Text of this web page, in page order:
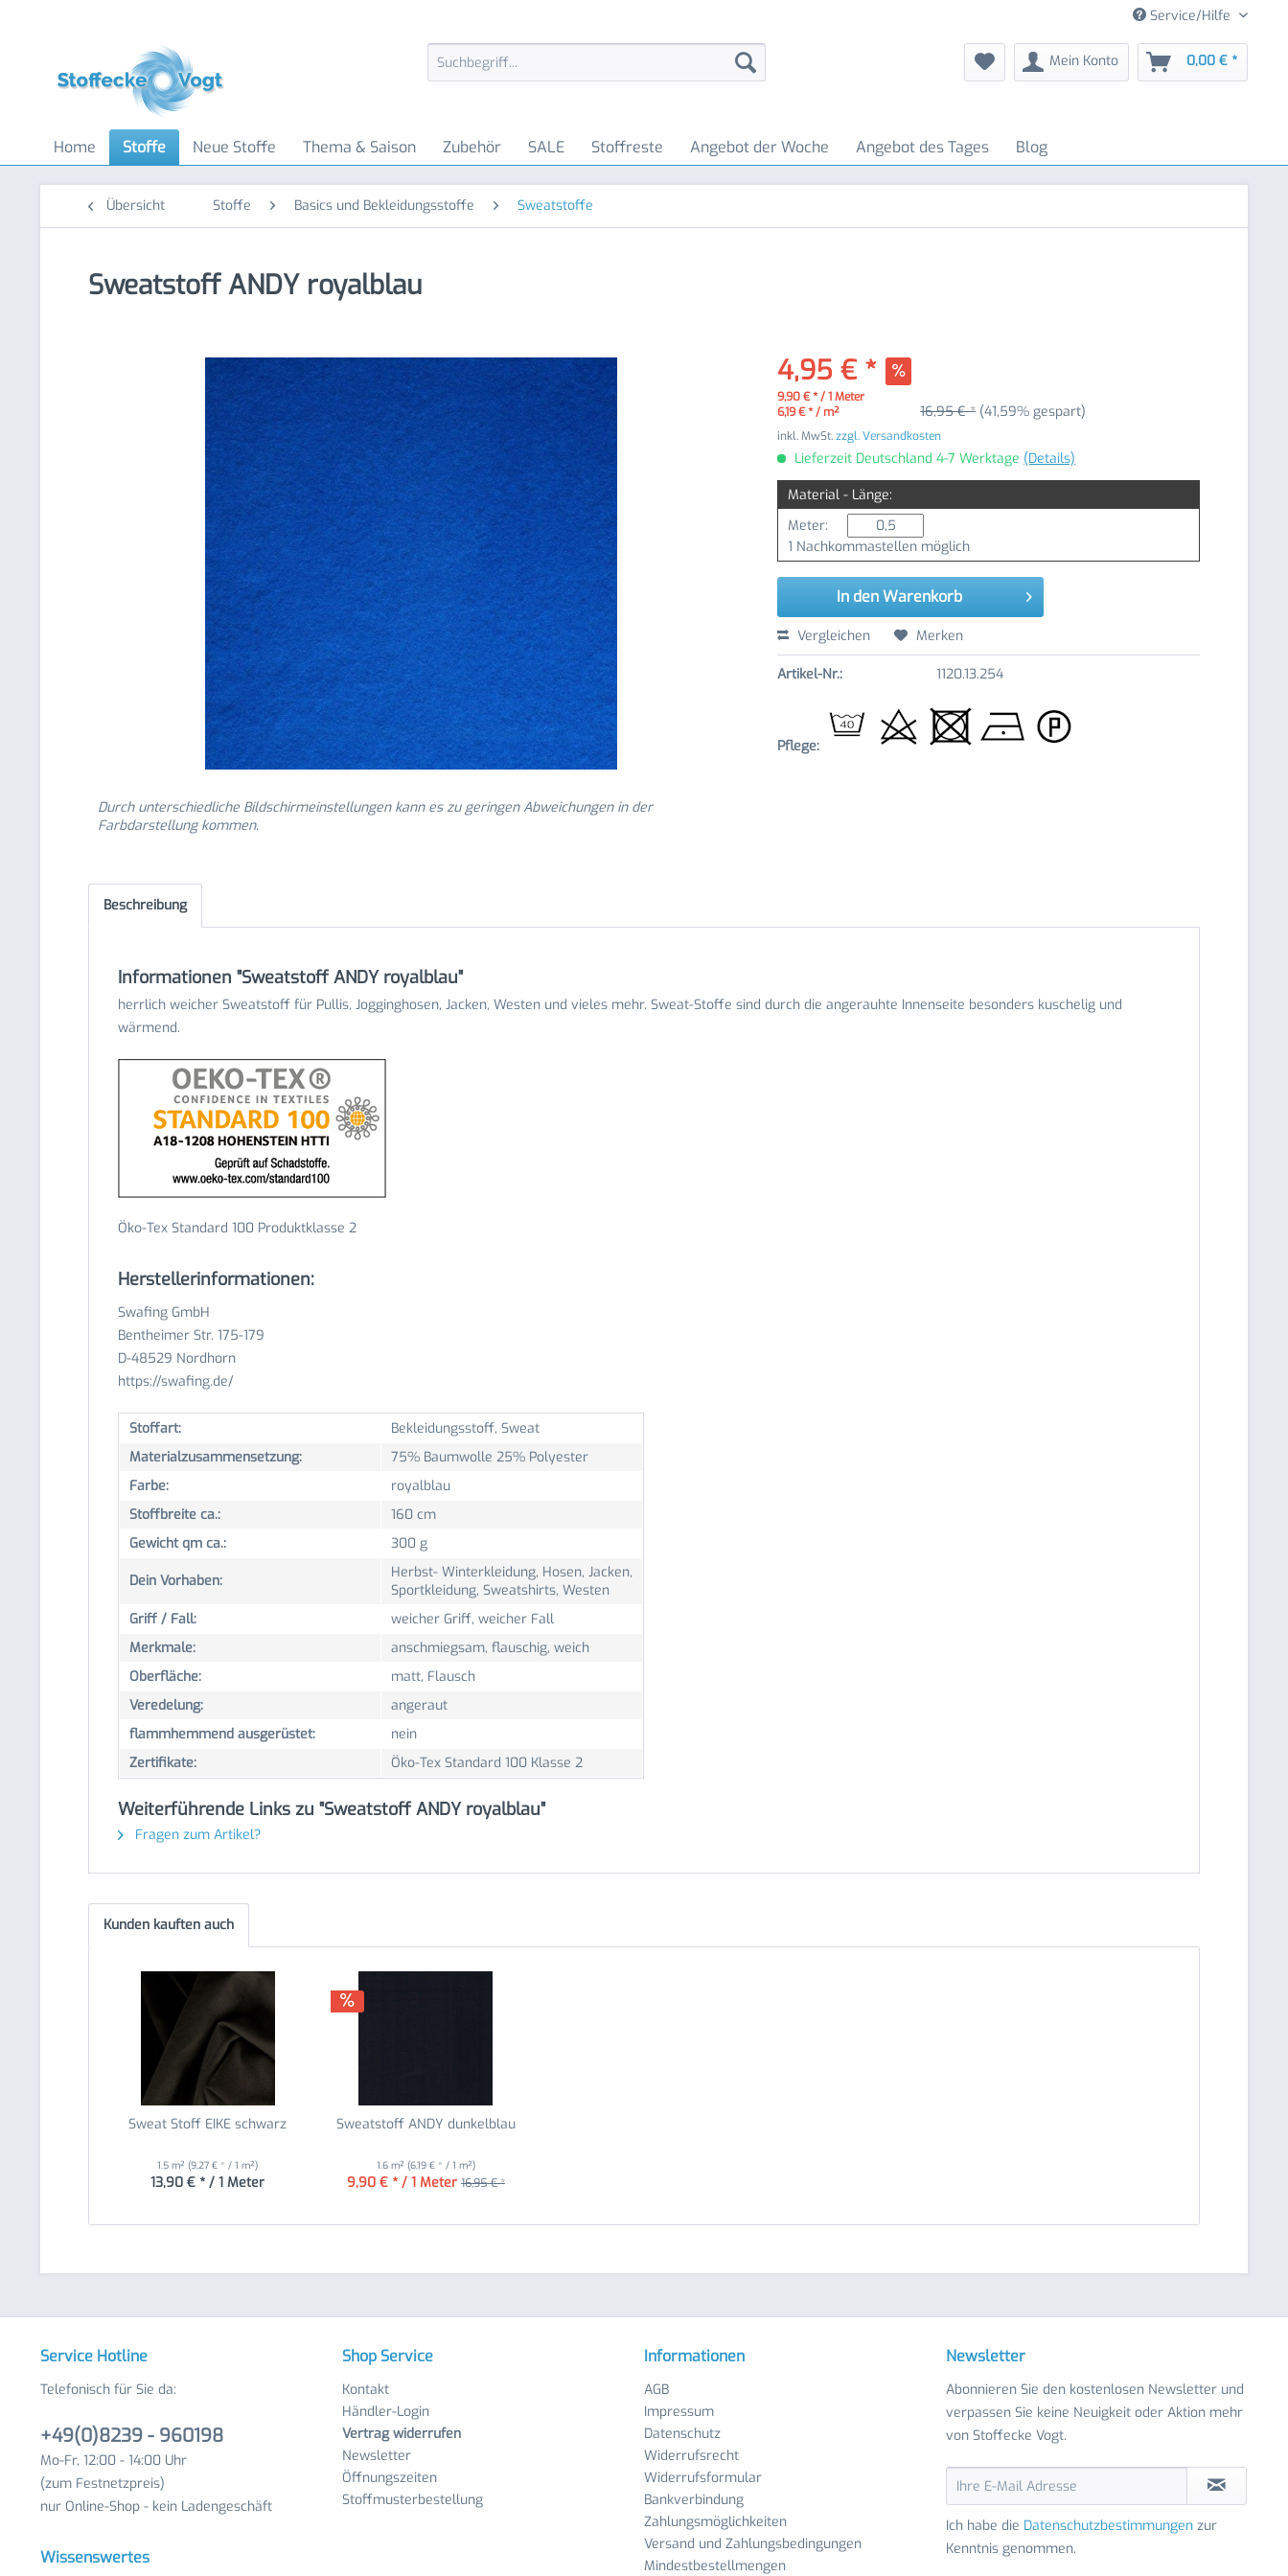
Service/Hilfe
Mein Konto 0,00 € *
Home Stoffe Neue Stoffe Thema & Saison Zubehör SALE Stoffreste Angebot der Woche Angebot des Tages Blog
Übersicht Stoffe Basics und Bekleidungsstoffe Sweatstoffe
Sweatstoff ANDY royalblau
Durch unterschiedliche Bildschirmeinstellungen kann es zu geringen Abweichungen in der
Farbdarstellung kommen.
4,95 € *
9,90 € * / 1 Meter
6,19 € * / m²
16,95 € * (41,59% gespart)
inkl. MwSt.zzgl. Versandkosten
Lieferzeit Deutschland 4-7 Werktage (Details)
Material - Länge:
Meter:
1 Nachkommastellen möglich
In den Warenkorb
Vergleichen Merken
Artikel-Nr.: 1120.13.254
Pflege:
Beschreibung
Informationen "Sweatstoff ANDY royalblau"
herrlich weicher Sweatstoff für Pullis, Jogginghosen, Jacken, Westen und vieles mehr. Sweat-Stoffe sind durch die angerauhte Innenseite besonders kuschelig und
wärmend.
Öko-Tex Standard 100 Produktklasse 2
Herstellerinformationen:
Swafing GmbH
Bentheimer Str. 175-179
D-48529 Nordhorn
https://swafing.de/
Stoffart:
Bekleidungsstoff, Sweat
Materialzusammensetzung:
75% Baumwolle 25% Polyester
Farbe:
royalblau
Stoffbreite ca.:
160 cm
Gewicht qm ca.:
300 g
Dein Vorhaben:
Herbst- Winterkleidung, Hosen, Jacken,
Sportkleidung, Sweatshirts, Westen
Griff / Fall:
weicher Griff, weicher Fall
Merkmale:
anschmiegsam, flauschig, weich
Oberfläche:
matt, Flausch
Veredelung:
angeraut
flammhemmend ausgerüstet:
nein
Zertifikate:
Öko-Tex Standard 100 Klasse 2
Weiterführende Links zu "Sweatstoff ANDY royalblau"
Fragen zum Artikel?
Kunden kauften auch
Sweat Stoff EIKE schwarz
1.5 m²(9,27 € * / 1 m²)
13,90 € * / 1 Meter
Sweatstoff ANDY dunkelblau
1.6 m² (6,19 € * / 1 m²)
9,90 € * / 1 Meter 16,95 € *
Service Hotline
Telefonisch für Sie da:
+49(0)8239 - 960198
Mo-Fr, 12:00 - 14:00 Uhr
(zum Festnetzpreis)
nur Online-Shop - kein Ladengeschäft
Wissenswertes
Shop Service
Kontakt
Händler-Login
Vertrag widerrufen
Newsletter
Öffnungszeiten
Stoffmusterbestellung
Informationen
AGB
Impressum
Datenschutz
Widerrufsrecht
Widerrufsformular
Bankverbindung
Zahlungsmöglichkeiten
Versand und Zahlungsbedingungen
Mindestbestellmengen
Newsletter
Abonnieren Sie den kostenlosen Newsletter und
verpassen Sie keine Neuigkeit oder Aktion mehr
von Stoffecke Vogt.
Ich habe die Datenschutzbestimmungen zur
Kenntnis genommen.